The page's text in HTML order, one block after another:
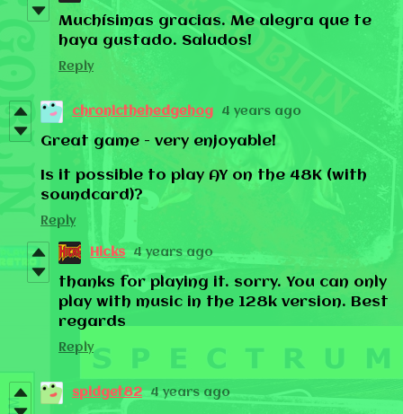
Muchísimas gracias. Me alegra que te
haya gustado. Saludos!
Reply
chronicthehedgehog 4 years ago
Great game - very enjoyable!
Is it possible to play AY on the 48K (with
soundcard)?
Reply
Hicks 4 years ago
thanks for playing it. sorry. You can only
play with music in the 128k version. Best
regards
Reply
spidget82 4 years ago